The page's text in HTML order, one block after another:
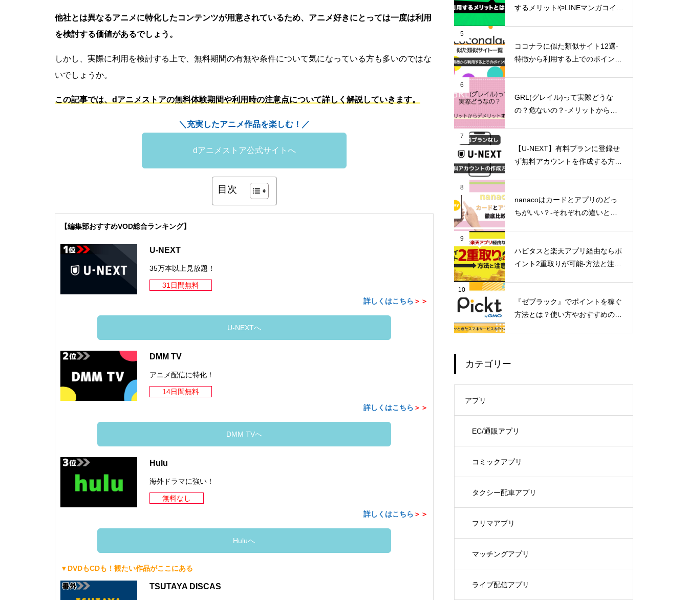
他社とは異なるアニメに特化したコンテンツが用意されているため、アニメ好きにとっては一度は利用
を検討する価値があるでしょう。
しかし、実際に利用を検討する上で、無料期間の有無や条件について気になっている方も多いのではな
いでしょうか。
この記事では、dアニメストアの無料体験期間や利用時の注意点について詳しく解説していきます。
＼充実したアニメ作品を楽しむ！／
dアニメストア公式サイトへ
目次
【編集部おすすめVOD総合ランキング】
U-NEXT
35万本以上見放題！
31日間無料
詳しくはこちら ＞＞
U-NEXTへ
DMM TV
アニメ配信に特化！
14日間無料
詳しくはこちら ＞＞
DMM TVへ
Hulu
海外ドラマに強い！
無料なし
詳しくはこちら ＞＞
Huluへ
▼DVDもCDも！観たい作品がここにある
TSUTAYA DISCAS
するメリットやLINEマンガコイン
5
ココナラに似た類似サイト12選-
特徴から利用する上でのポイン
6
GRL(グレイル)って実際どうな
の？危ないの？-メリットからデ
7
【U-NEXT】有料プランに登録せ
ず無料アカウントを作成する方法
8
nanacoはカードとアプリのどっ
ちがいい？-それぞれの違いとメ
9
ハピタスと楽天アプリ経由ならポ
イント2重取りが可能-方法と注意
10
『ゼブラック』でポイントを稼ぐ
方法とは？使い方やおすすめのマ
カテゴリー
アプリ
EC/通販アプリ
コミックアプリ
タクシー配車アプリ
フリマアプリ
マッチングアプリ
ライブ配信アプリ